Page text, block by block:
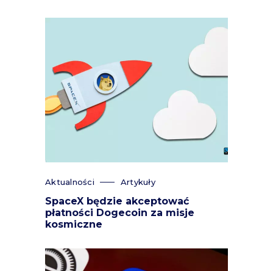
Aktualności Artykuły
SpaceX będzie akceptować
płatności Dogecoin za misje
kosmiczne